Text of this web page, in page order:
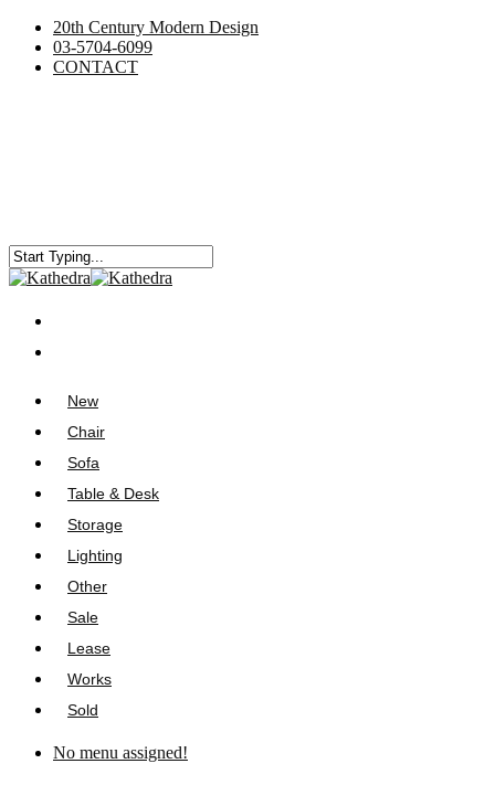
20th Century Modern Design
03-5704-6099
CONTACT
New
Chair
Sofa
Table & Desk
Storage
Lighting
Other
Sale
Lease
Works
Sold
No menu assigned!